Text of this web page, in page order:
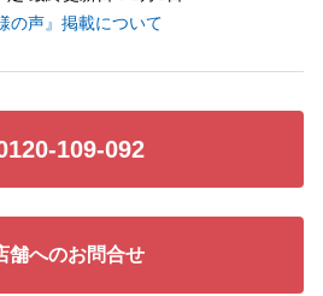
の声』掲載について
109-092
舗へのお問合せ